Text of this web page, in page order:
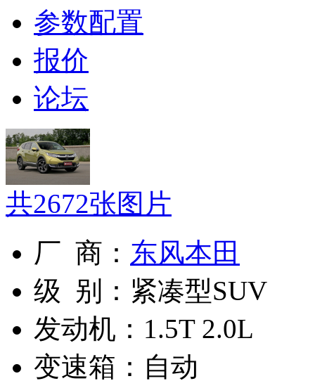
参数配置
报价
论坛
共2672张图片
厂 商： 东风本田
级 别： 紧凑型SUV
发动机： 1.5T 2.0L
变速箱： 自动